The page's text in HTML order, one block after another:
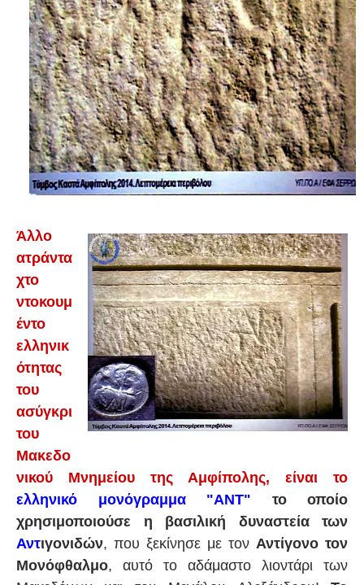
Άλλο
ατράντα
χτο
ντοκουμ
έντο
ελληνικ
ότητας
του
ασύγκρι
του
Μακεδο
νικού Μνημείου της Αμφίπολης, είναι το
ελληνικό μονόγραμμα "ΑΝΤ" το οποίο
χρησιμοποιούσε η βασιλική δυναστεία των
Αντιγονιδών, που ξεκίνησε με τον Αντίγονο τον
Μονόφθαλμο, αυτό το αδάμαστο λιοντάρι των